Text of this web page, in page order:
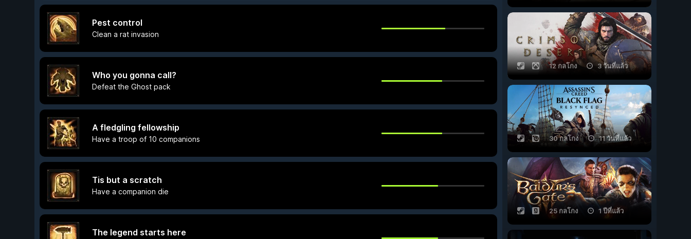
Pest control
Clean a rat invasion
Who you gonna call?
Defeat the Ghost pack
A fledgling fellowship
Have a troop of 10 companions
Tis but a scratch
Have a companion die
The legend starts here
12 กลโกง 3 วันที่แล้ว
30 กลโกง 11 วันที่แล้ว
25 กลโกง 1 ปีที่แล้ว